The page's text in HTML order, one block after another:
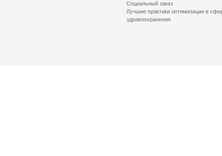
Социальный заказ
Лучшие практики оптимизации в
здравоохранения